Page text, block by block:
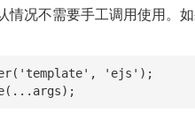
情况不需要手工调用使用。
'ejs');